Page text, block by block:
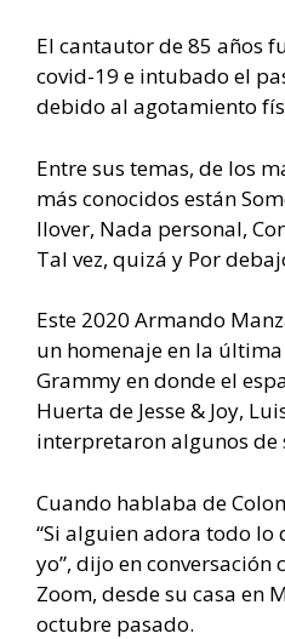
El cantautor de 85 años
covid-19 e intubado el
debido al agotamiento
Entre sus temas, de los
más conocidos están
llover, Nada personal,
Tal vez, quizá y Por
Este 2020 Armando
un homenaje en la
Grammy en donde el
Huerta de Jesse & Joy,
interpretaron algunos de
Cuando hablaba de
“Si alguien adora todo lo
yo”, dijo en conversación
Zoom, desde su casa en
octubre pasado.